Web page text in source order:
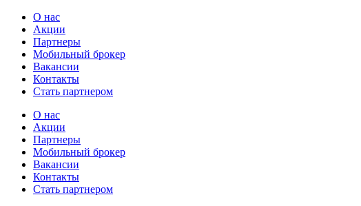
О нас
Акции
Партнеры
Мобильный брокер
Вакансии
Контакты
Стать партнером
О нас
Акции
Партнеры
Мобильный брокер
Вакансии
Контакты
Стать партнером